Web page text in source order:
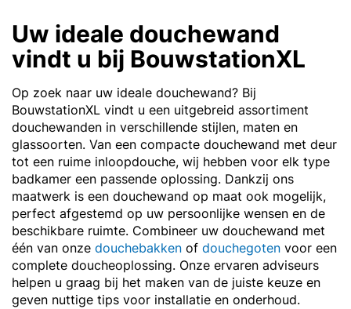
Uw ideale douchewand
vindt u bij BouwstationXL
Op zoek naar uw ideale douchewand? Bij
BouwstationXL vindt u een uitgebreid assortiment
douchewanden in verschillende stijlen, maten en
glassoorten. Van een compacte douchewand met deur
tot een ruime inloopdouche, wij hebben voor elk type
badkamer een passende oplossing. Dankzij ons
maatwerk is een douchewand op maat ook mogelijk,
perfect afgestemd op uw persoonlijke wensen en de
beschikbare ruimte. Combineer uw douchewand met
één van onze douchebakken of douchegoten voor een
complete doucheoplossing. Onze ervaren adviseurs
helpen u graag bij het maken van de juiste keuze en
geven nuttige tips voor installatie en onderhoud.